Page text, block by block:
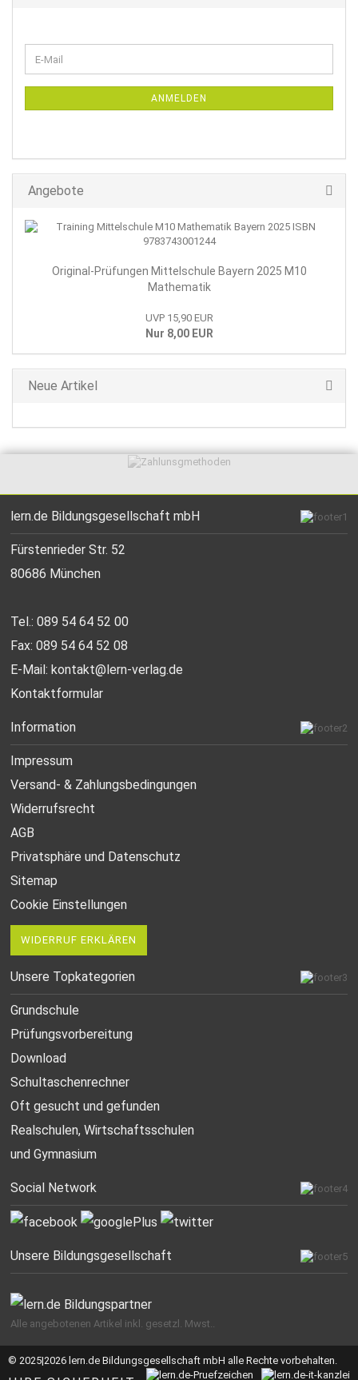
ZUR
E-
Mail
ANMELDEN
Angebote
Original-Prüfungen Mittelschule Bayern 2025 M10
Mathematik
UVP 15,90 EUR
Nur 8,00 EUR
Neue Artikel
lern.de Bildungsgesellschaft mbH
Fürstenrieder Str. 52
80686 München
Tel.: 089 54 64 52 00
Fax: 089 54 64 52 08
E-Mail:kontakt@lern-verlag.de
Kontaktformular
Information
Impressum
Versand- & Zahlungsbedingungen
Widerrufsrecht
AGB
Privatsphäre und Datenschutz
Sitemap
Cookie Einstellungen
WIDERRUF ERKLÄREN
Unsere Topkategorien
Grundschule
Prüfungsvorbereitung
Download
Schultaschenrechner
Oft gesucht und gefunden
Realschulen,Wirtschaftsschulen
und Gymnasium
Social Network
Unsere Bildungsgesellschaft
Alle angebotenen Artikel inkl. gesetzl. Mwst..
© 2025|2026 lern.de Bildungsgesellschaft mbH alle Rechte vorbehalten.